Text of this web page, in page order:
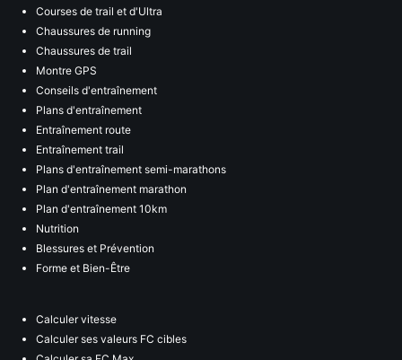
Courses de trail et d'Ultra
Chaussures de running
Chaussures de trail
Montre GPS
Conseils d'entraînement
Plans d'entraînement
Entraînement route
Entraînement trail
Plans d'entraînement semi-marathons
Plan d'entraînement marathon
Plan d'entraînement 10km
Nutrition
Blessures et Prévention
Forme et Bien-Être
Calculer vitesse
Calculer ses valeurs FC cibles